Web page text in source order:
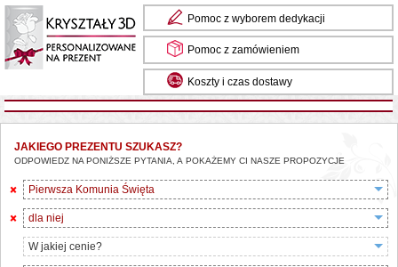
Pomoc z wyborem dedykacji
Pomoc z zamówieniem
Koszty i czas dostawy
JAKIEGO PREZENTU SZUKASZ?
ODPOWIEDZ NA PONIŻSZE PYTANIA, A POKAŻEMY CI NASZE PROPOZYCJE
Pierwsza Komunia Święta
dla niej
W jakiej cenie?